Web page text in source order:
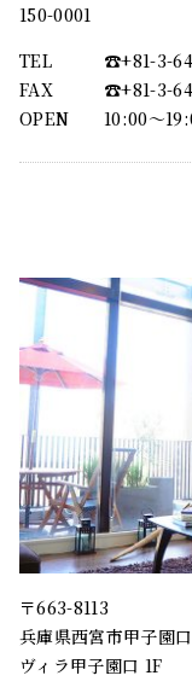
150-0001
TEL
☎︎+81-3-
FAX
☎︎+81-3-
OPEN
10:00〜
〒663-8113
兵庫県西宮市甲子園
ヴィラ甲子園口 1F